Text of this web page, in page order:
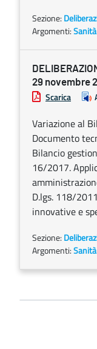
Sezione:
Argomenti:Sanità
29 novembre
Scarica
Variazione al
Documento
Bilancio
16/2017.
D.lgs. 118/
innovative e
Sezione:
Argomenti:Sanità